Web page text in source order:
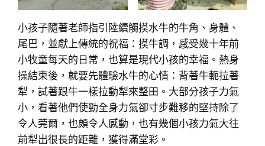
小孩子隨著老師指引陸續觸摸水牛的牛角、身體、
尾巴，並獻上傳統的祝福：摸牛調，感受幾十年前
小牧童每天的日常，也算是現代小孩的幸福。熱身
操結束後，就要先體驗水牛的心情：背著牛軛拉著
犁，試著跟牛一樣拉動犁來整田。大部分孩子力氣
小，看著他們使勁全身力氣卻寸步難移的堅持除了
令人莞爾，也頗令人感動，也有幾個小孩力氣大往
前犁出很長的距離，獲得滿堂彩。